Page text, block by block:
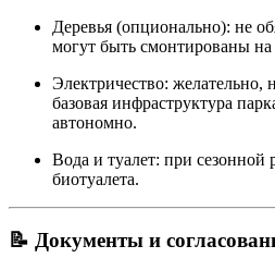
Деревья (опционально): не
могут быть смонтированы на
Электричество: желательно,
базовая инфраструктура
автономно.
Вода и туалет: при сезонной
биотуалета.
📝 Документы и